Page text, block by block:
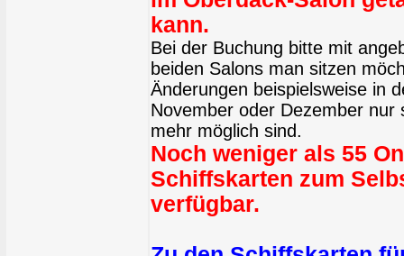
kann.
Bei der Buchung bitte mit
beiden Salons man sitzen
Änderungen beispielsweise in
November oder Dezember nur
mehr möglich sind.
Noch weniger als 55
Schiffskarten zum
verfügbar.